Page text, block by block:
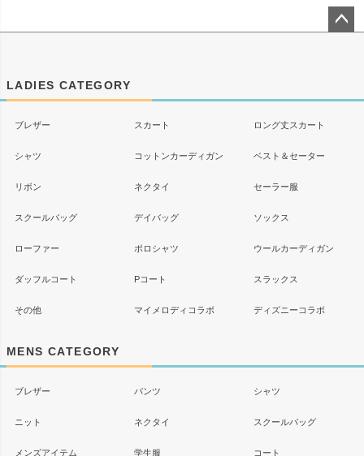
LADIES CATEGORY
ブレザー スカート ロング丈スカート
シャツ コットンカーディガン ベスト＆セーター
リボン ネクタイ セーラー服
スクールバッグ デイバッグ ソックス
ローファー ポロシャツ ウールカーディガン
ダッフルコート Pコート スラックス
その他 マイメロディコラボ ディズニーコラボ
MENS CATEGORY
ブレザー パンツ シャツ
ニット ネクタイ スクールバッグ
メンズアイテム 学生服 コート